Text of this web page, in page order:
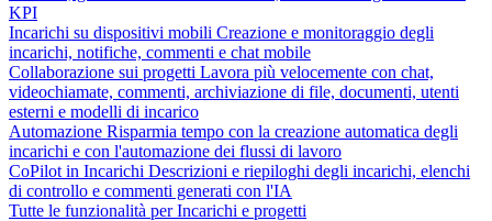
KPI
Incarichi su dispositivi mobili Creazione e monitoraggio degli
incarichi, notifiche, commenti e chat mobile
Collaborazione sui progetti Lavora più velocemente con chat,
videochiamate, commenti, archiviazione di file, documenti, utenti
esterni e modelli di incarico
Automazione Risparmia tempo con la creazione automatica degli
incarichi e con l'automazione dei flussi di lavoro
CoPilot in Incarichi Descrizioni e riepiloghi degli incarichi, elenchi
di controllo e commenti generati con l'IA
Tutte le funzionalità per Incarichi e progetti